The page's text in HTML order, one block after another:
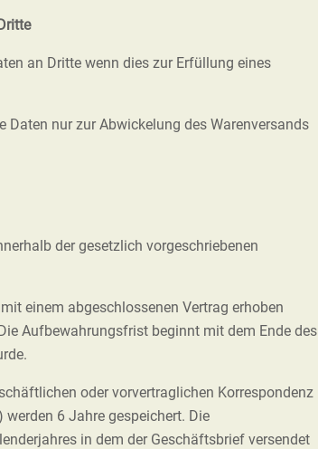
an Dritte wenn dies zur Erfüllung eines
Daten nur zur Abwickelung des Warenversands
der gesetzlich vorgeschriebenen
einem abgeschlossenen Vertrag erhoben
Aufbewahrungsfrist beginnt mit dem Ende des
oder vorvertraglichen Korrespondenz
6 Jahre gespeichert. Die
in dem der Geschäftsbrief versendet